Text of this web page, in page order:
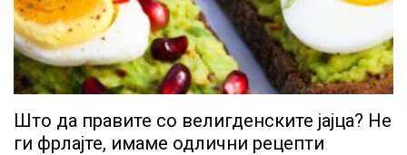
Што да правите со велигденските јајца? Не
ги фрлајте, имаме одлични рецепти